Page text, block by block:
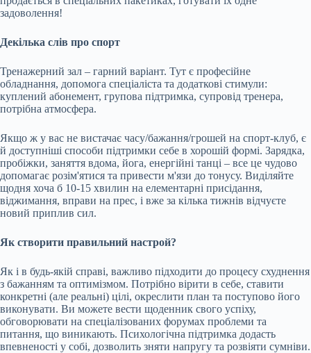
задоволення!
Декілька слів про спорт
Тренажерний зал – гарний варіант. Тут є професійне
обладнання, допомога спеціаліста та додаткові стимули:
куплений абонемент, групова підтримка, супровід тренера,
потрібна атмосфера.
Якщо ж у вас не вистачає часу/бажання/грошей на спорт-клуб, є
й доступніші способи підтримки себе в хорошій формі. Зарядка,
пробіжки, заняття вдома, йога, енергійні танці – все це чудово
допомагає розім'ятися та привести м'язи до тонусу. Виділяйте
щодня хоча б 10-15 хвилин на елементарні присідання,
віджимання, вправи на прес, і вже за кілька тижнів відчуєте
новий приплив сил.
Як створити правильний настрой?
Як і в будь-якій справі, важливо підходити до процесу схуднення
з бажанням та оптимізмом. Потрібно вірити в себе, ставити
конкретні (але реальні) цілі, окреслити план та поступово його
виконувати. Ви можете вести щоденник свого успіху,
обговорювати на спеціалізованих форумах проблеми та
питання, що виникають. Психологічна підтримка додасть
впевненості у собі, дозволить зняти напругу та розвіяти сумніви.